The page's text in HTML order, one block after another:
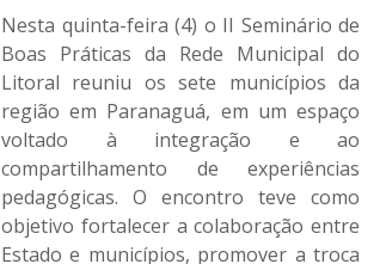
Nesta quinta-feira (4) o II Seminário de
Boas Práticas da Rede Municipal do
Litoral reuniu os sete municípios da
região em Paranaguá, em um espaço
voltado à integração e ao
compartilhamento de experiências
pedagógicas. O encontro teve como
objetivo fortalecer a colaboração entre
Estado e municípios, promover a troca